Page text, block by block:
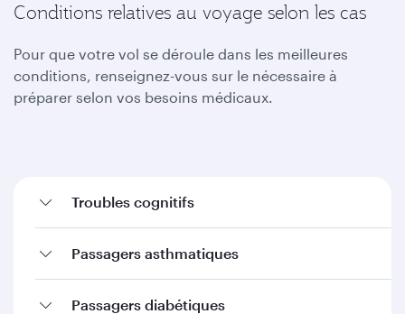
Conditions relatives au voyage selon les cas
Pour que votre vol se déroule dans les meilleures
conditions, renseignez-vous sur le nécessaire à
préparer selon vos besoins médicaux.
Troubles cognitifs
Passagers asthmatiques
Passagers diabétiques